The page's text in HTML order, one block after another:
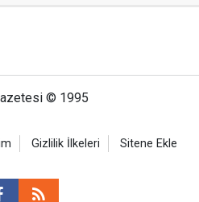
© 1995
Gizlilik İlkeleri Sitene Ekle